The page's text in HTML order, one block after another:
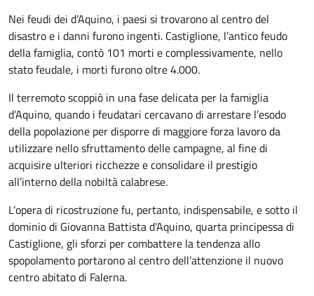
Nei feudi dei d’Aquino, i paesi si trovarono al centro del
disastro e i danni furono ingenti. Castiglione, l’antico feudo
della famiglia, contò 101 morti e complessivamente, nello
stato feudale, i morti furono oltre 4.000.
Il terremoto scoppiò in una fase delicata per la famiglia
d’Aquino, quando i feudatari cercavano di arrestare l’esodo
della popolazione per disporre di maggiore forza lavoro da
utilizzare nello sfruttamento delle campagne, al fine di
acquisire ulteriori ricchezze e consolidare il prestigio
all’interno della nobiltà calabrese.
L’opera di ricostruzione fu, pertanto, indispensabile, e sotto il
dominio di Giovanna Battista d’Aquino, quarta principessa di
Castiglione, gli sforzi per combattere la tendenza allo
spopolamento portarono al centro dell’attenzione il nuovo
centro abitato di Falerna.